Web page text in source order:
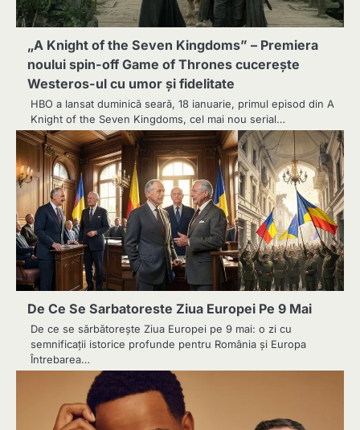
„A Knight of the Seven Kingdoms” – Premiera
noului spin-off Game of Thrones cucerește
Westeros-ul cu umor și fidelitate
HBO a lansat duminică seară, 18 ianuarie, primul episod din A
Knight of the Seven Kingdoms, cel mai nou serial…
De Ce Se Sarbatoreste Ziua Europei Pe 9 Mai
De ce se sărbătorește Ziua Europei pe 9 mai: o zi cu
semnificații istorice profunde pentru România și Europa
Întrebarea…